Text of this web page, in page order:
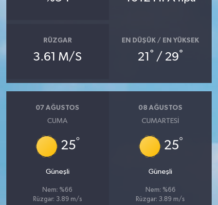
RÜZGAR
3.61 M/S
EN DÜŞÜK / EN YÜKSEK
21 ° / 29°
07 AĞUSTOS
CUMA
25°
Güneşli
Nem: %66
Rüzgar: 3.89 m/s
08 AĞUSTOS
CUMARTESI
25°
Güneşli
Nem: %66
Rüzgar: 3.89 m/s
Çanakkale Müftülüğü
Çankırı Müftülüğü
Çorum Müftülüğü
Denizli Müftülüğü
Podcast
Bilim, Teknoloji
Biyografiler
Diyanet TV